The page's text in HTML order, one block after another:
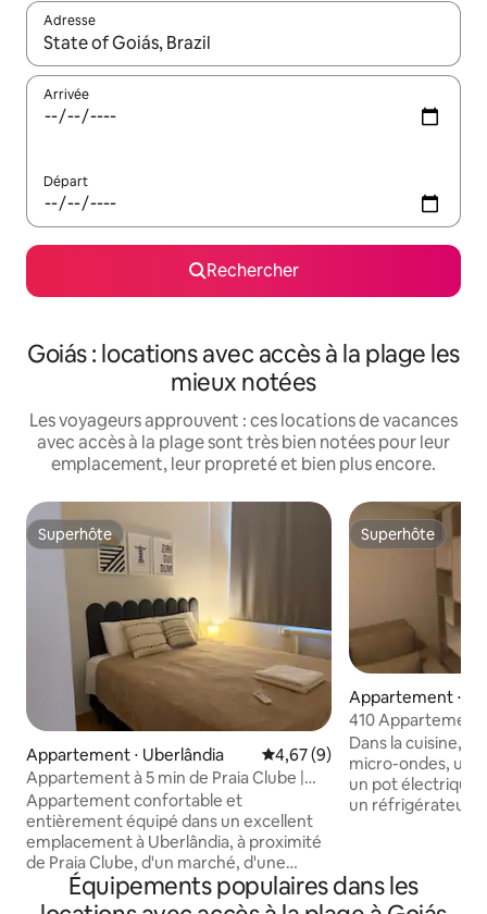
Adresse
Lorsque les résultats s'affichent, utilisez les flèches vers le
Arrivée
Départ
Rechercher
Goiás : locations avec accès à la plage les
mieux notées
Les voyageurs approuvent : ces locations de vacances
avec accès à la plage sont très bien notées pour leur
emplacement, leur propreté et bien plus encore.
Superhôte
Superhôte
Appartement ⋅ Uberlândia Évaluation moyenne sur la
4,67 (9)
Appartement à 5 min de Praia Clube |
Climatisation
Appartement confortable et
entièrement équipé dans un excellent
emplacement à Uberlândia, à proximité
de Praia Clube, d'un marché, d'une
boulangerie et d'une pharmacie.
Copropriété sécurisée avec concierge
Superhôte
Superhôte
Appartement ⋅
410
Dans la cuisine,
micro-ondes, une
un pot
un réfrigérateur,
Dans le salon,
technologie 4k,
Équipements populaires dans les